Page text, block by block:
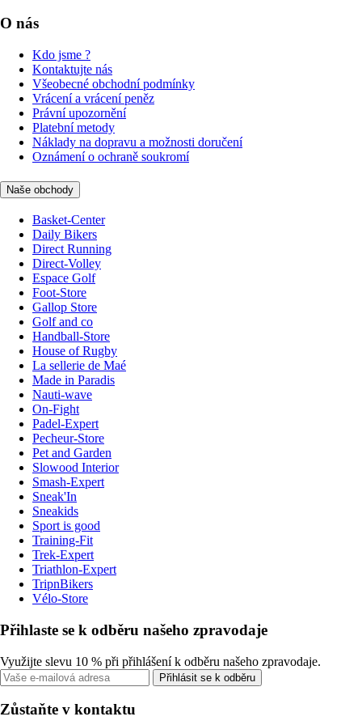
O nás
Kdo jsme ?
Kontaktujte nás
Všeobecné obchodní podmínky
Vrácení a vrácení peněz
Právní upozornění
Platební metody
Náklady na dopravu a možnosti doručení
Oznámení o ochraně soukromí
Naše obchody
Basket-Center
Daily Bikers
Direct Running
Direct-Volley
Espace Golf
Foot-Store
Gallop Store
Golf and co
Handball-Store
House of Rugby
La sellerie de Maé
Made in Paradis
Nauti-wave
On-Fight
Padel-Expert
Pecheur-Store
Pet and Garden
Slowood Interior
Smash-Expert
Sneak'In
Sneakids
Sport is good
Training-Fit
Trek-Expert
Triathlon-Expert
TripnBikers
Vélo-Store
Přihlaste se k odběru našeho zpravodaje
Využijte slevu 10 % při přihlášení k odběru našeho zpravodaje.
Přihlásit se k odběru
Zůstaňte v kontaktu